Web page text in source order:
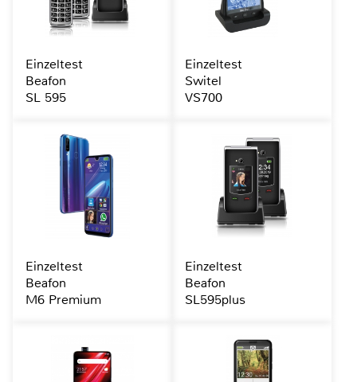
Einzeltest
Beafon
SL 595
Einzeltest
Switel
VS700
Einzeltest
Beafon
M6 Premium
Einzeltest
Beafon
SL595plus